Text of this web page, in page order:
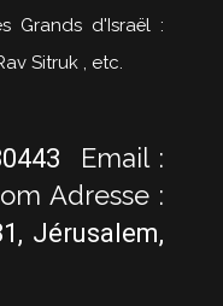
Grands d'Israël :
Sitruk , etc.
Email :
Adresse :
Jérusalem,